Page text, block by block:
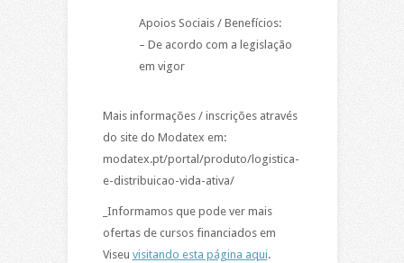
Apoios Sociais / Benefícios:
– De acordo com a legislação
em vigor
Mais informações / inscrições através
do site do Modatex em:
modatex.pt/portal/produto/logistica-
e-distribuicao-vida-ativa/
_Informamos que pode ver mais
ofertas de cursos financiados em
Viseu visitando esta página aqui.